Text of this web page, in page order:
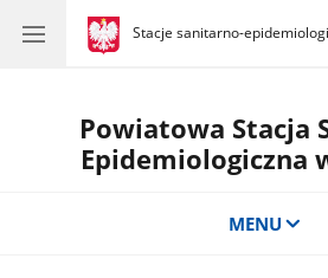
gov.pl
Stacje sanitarno-
gov.pl
Stacje
Powiatowa Stacja
Epidemiologiczna
MENU